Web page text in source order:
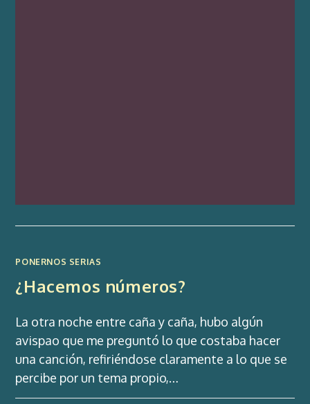
PONERNOS SERIAS
¿Hacemos números?
La otra noche entre caña y caña, hubo algún
avispao que me preguntó lo que costaba hacer
una canción, refiriéndose claramente a lo que se
percibe por un tema propio,…